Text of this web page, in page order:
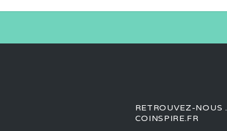
RETROUVEZ-NOUS
COINSPIRE.FR